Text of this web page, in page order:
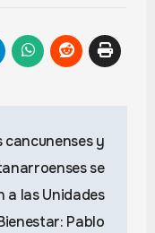
cancunenses y
se
a las Unidades
Pablo